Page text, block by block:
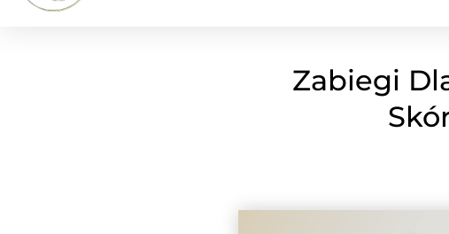
Zabiegi